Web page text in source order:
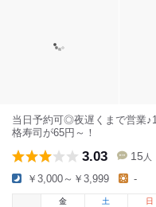
当日予約可◎夜遅くまで営業
格寿司が65円～！
3.03 15 人
￥3,000～￥3,999 -
金
土 日